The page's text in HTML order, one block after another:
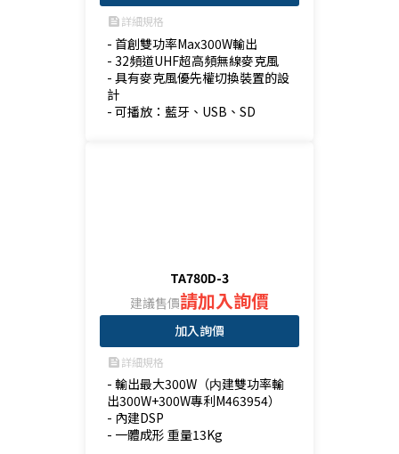
feed詳細規格
- 首創雙功率Max300W輸出
- 32頻道UHF超高頻無線麥克風
- 具有麥克風優先權切換裝置的設
計
- 可播放：藍牙、USB、SD
TA780D-3
建議售價請加入詢價
加入詢價
feed詳細規格
- 輸出最大300W（内建雙功率輸
出300W+300W專利M463954）
- 內建DSP
- 一體成形 重量13Kg